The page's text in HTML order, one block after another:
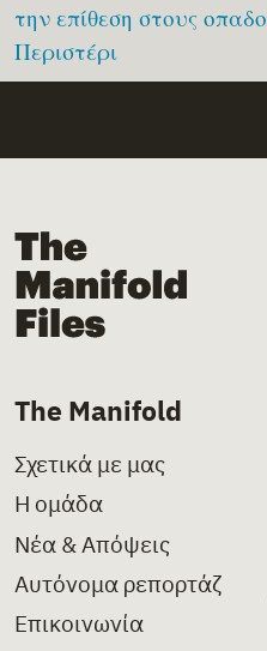
την επίθεση στους
Περιστέρι
The Manifold Files
The Manifold
Σχετικά με μας
Η ομάδα
Νέα & Απόψεις
Αυτόνομα ρεπορτάζ
Επικοινωνία